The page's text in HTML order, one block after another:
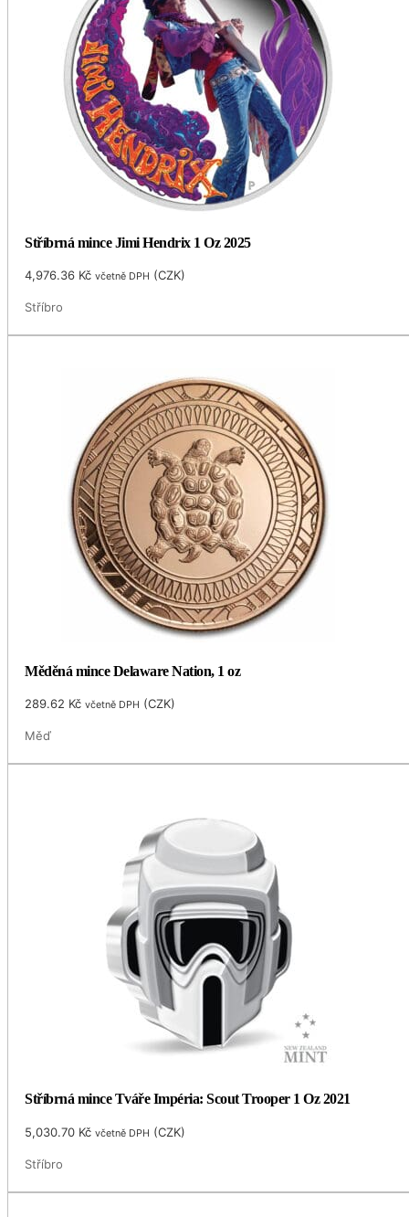
Stříbrná mince Jimi Hendrix 1 Oz 2025
4,976.36 Kč včetně DPH (CZK)
Stříbro
Měděná mince Delaware Nation, 1 oz
289.62 Kč včetně DPH (CZK)
Měď
Stříbrná mince Tváře Impéria: Scout Trooper 1 Oz 2021
5,030.70 Kč včetně DPH (CZK)
Stříbro